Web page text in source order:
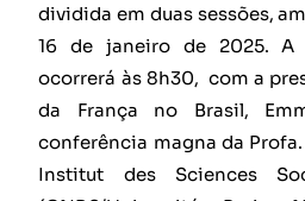
dividida em duas sessões,
16 de janeiro de 2025. A
ocorrerá às 8h30, com a
da França no Brasil,
conferência magna da
Institut des Sciences